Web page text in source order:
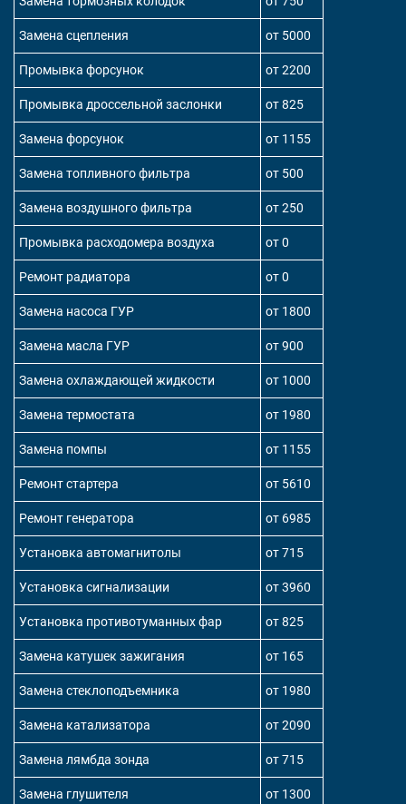
Замена сцепления от 5000
Промывка форсунок от 2200
Промывка дроссельной заслонки от 825
Замена форсунок от 1155
Замена топливного фильтра от 500
Замена воздушного фильтра от 250
Промывка расходомера воздуха от 0
Ремонт радиатора от 0
Замена насоса ГУР от 1800
Замена масла ГУР от 900
Замена охлаждающей жидкости от 1000
Замена термостата от 1980
Замена помпы от 1155
Ремонт стартера от 5610
Ремонт генератора от 6985
Установка автомагнитолы от 715
Установка сигнализации от 3960
Установка противотуманных фар от 825
Замена катушек зажигания от 165
Замена стеклоподъемника от 1980
Замена катализатора от 2090
Замена лямбда зонда от 715
Замена глушителя от 1300